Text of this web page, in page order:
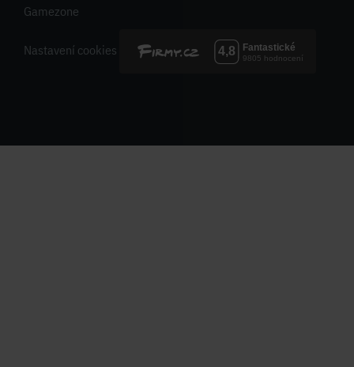
Gamezone
Nastavení cookies